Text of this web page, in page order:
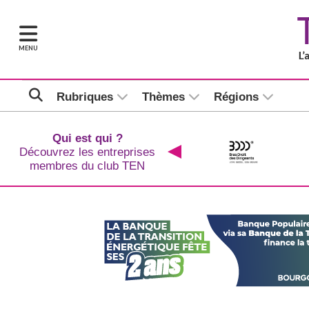
MENU
Rubriques Thèmes Régions
Qui est qui ?
Découvrez les entreprises
membres du club TEN